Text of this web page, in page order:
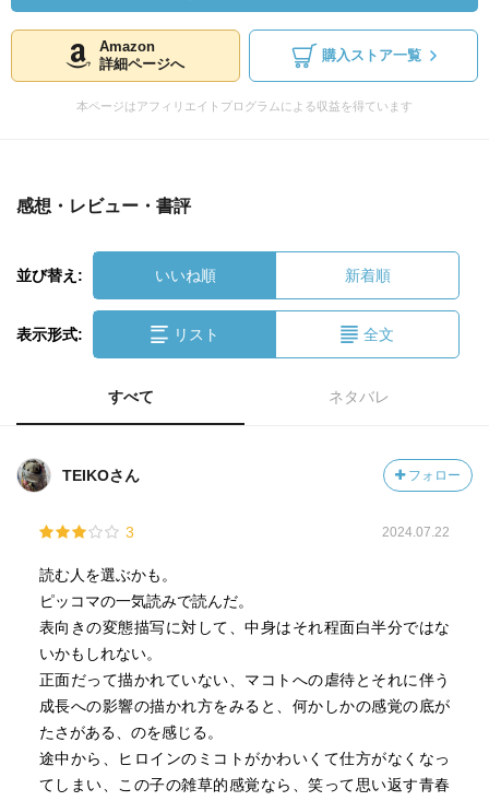
Amazon
詳細ページへ
購入ストア一覧
本ページはアフィリエイトプログラムによる収益を得ています
感想・レビュー・書評
並び替え: いいね順 新着順
表示形式: リスト 全文
すべて ネタバレ
TEIKOさん フォロー
3 2024.07.22
読む人を選ぶかも。
ピッコマの一気読みで読んだ。
表向きの変態描写に対して、中身はそれ程面白半分ではな
いかもしれない。
正面だって描かれていない、マコトへの虐待とそれに伴う
成長への影響の描かれ方をみると、何かしかの感覚の底が
たさがある、のを感じる。
途中から、ヒロインのミコトがかわいくて仕方がなくなっ
てしまい、この子の雑草的感覚なら、笑って思い返す青春